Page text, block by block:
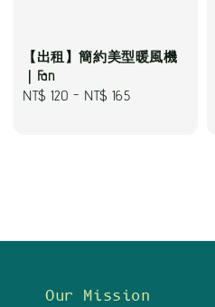
【出租】簡約美型暖風機
｜Fan
Regular
NT$ 120 - NT$ 165
Our Mission